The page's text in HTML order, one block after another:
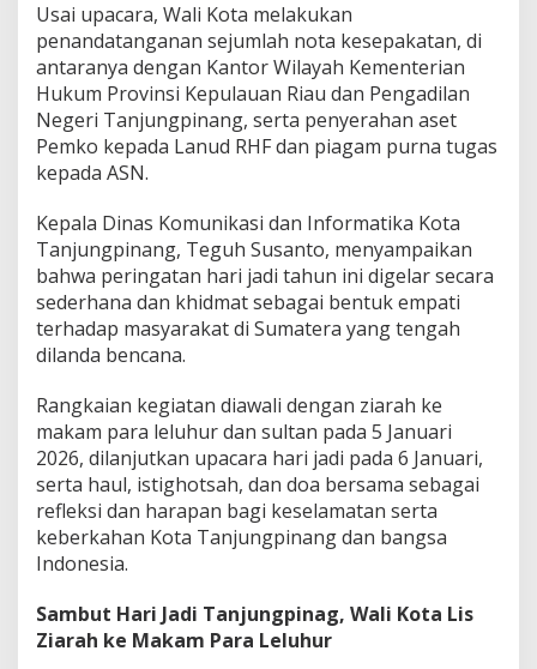
Usai upacara, Wali Kota melakukan
penandatanganan sejumlah nota kesepakatan, di
antaranya dengan Kantor Wilayah Kementerian
Hukum Provinsi Kepulauan Riau dan Pengadilan
Negeri Tanjungpinang, serta penyerahan aset
Pemko kepada Lanud RHF dan piagam purna tugas
kepada ASN.
Kepala Dinas Komunikasi dan Informatika Kota
Tanjungpinang, Teguh Susanto, menyampaikan
bahwa peringatan hari jadi tahun ini digelar secara
sederhana dan khidmat sebagai bentuk empati
terhadap masyarakat di Sumatera yang tengah
dilanda bencana.
Rangkaian kegiatan diawali dengan ziarah ke
makam para leluhur dan sultan pada 5 Januari
2026, dilanjutkan upacara hari jadi pada 6 Januari,
serta haul, istighotsah, dan doa bersama sebagai
refleksi dan harapan bagi keselamatan serta
keberkahan Kota Tanjungpinang dan bangsa
Indonesia.
Sambut Hari Jadi Tanjungpinag, Wali Kota Lis
Ziarah ke Makam Para Leluhur